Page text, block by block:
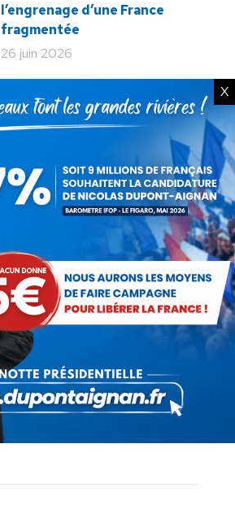
l’engrenage d’une France
fragmentée
26 juin 2026
En ce 18 juin, le meilleur
hommage : libérer à nouveau la
France !
Macron veut tuer notre
élevage !
Service militaire : à quand des
mesures sérieuses et
réalistes ?
28 novembre 2025
Budget : l’imposture de trop.
La destitution au plus tôt !
24 novembre 2025
X